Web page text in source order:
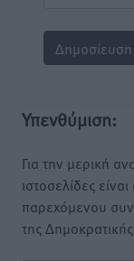
Υπενθύμιση:
Για την μερική
ιστοσελίδες
παρεχόμενου
της